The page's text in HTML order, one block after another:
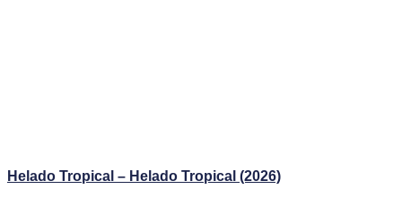
Helado Tropical – Helado Tropical (2026)